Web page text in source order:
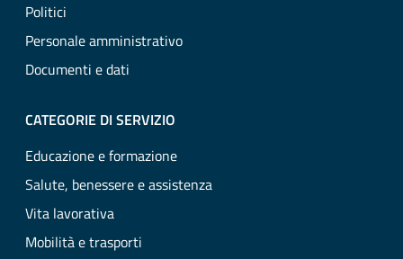
Politici
Personale amministrativo
Documenti e dati
CATEGORIE DI SERVIZIO
Educazione e formazione
Salute, benessere e assistenza
Vita lavorativa
Mobilità e trasporti